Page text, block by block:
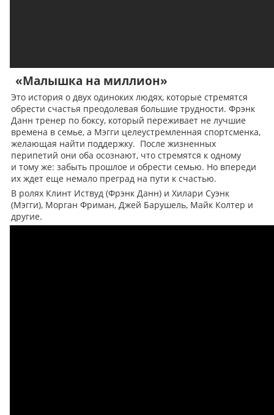
«Малышка на миллион»
Это история о двух одиноких людях, которые стремятся
обрести счастья преодолевая большие трудности. Фрэнк
Данн тренер по боксу, который переживает не лучшие
времена в семье, а Мэгги целеустремленная спортсменка,
желающая найти поддержку. После жизненных
перипетий они оба осознают, что стремятся к одному
и тому же: забыть прошлое и обрести семью. Но впереди
их ждет еще немало преград на пути к счастью.
В ролях Клинт Иствуд (Фрэнк Данн) и Хилари Суэнк
(Мэгги), Морган Фриман, Джей Барушель, Майк Колтер и
другие.